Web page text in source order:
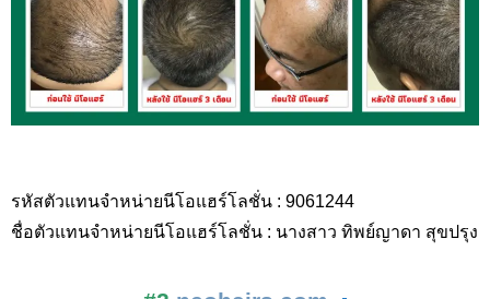
รหัสตัวแทนจำหน่ายนีโอแฮร์โลชั่น : 9061244
ชื่อตัวแทนจำหน่ายนีโอแฮร์โลชั่น : นางสาว ทิพย์ญาดา สุขปรุง